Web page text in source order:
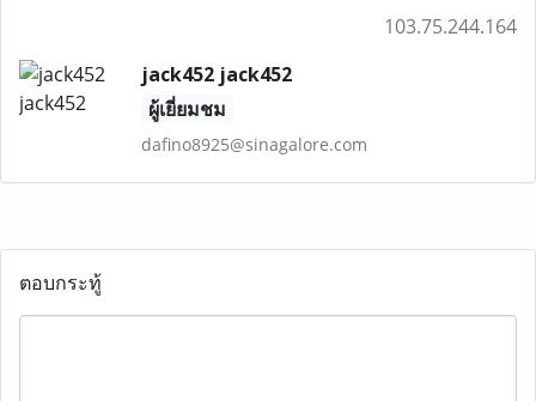
103.75.244.164
jack452 jack452
ผู้เยี่ยมชม
dafino8925@sinagalore.com
ตอบกระทู้